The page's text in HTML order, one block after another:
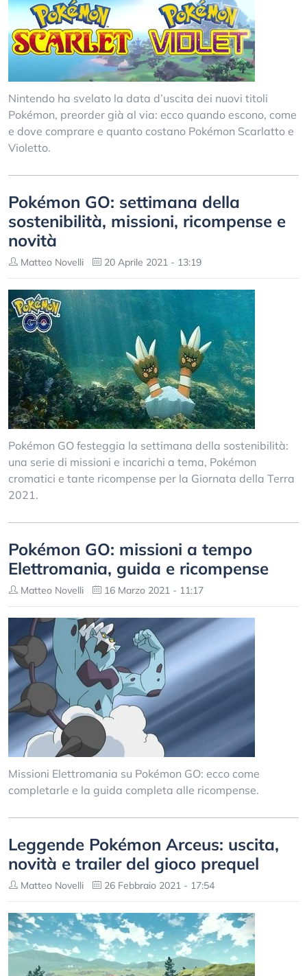
Nintendo ha svelato la data d’uscita dei nuovi titoli
Pokémon, preorder già al via: ecco quando escono, come
e dove comprare e quanto costano Pokémon Scarlatto e
Violetto.
Pokémon GO: settimana della
sostenibilità, missioni, ricompense e
novità
Matteo Novelli 20 Aprile 2021 - 13:19
Pokémon GO festeggia la settimana della sostenibilità:
una serie di missioni e incarichi a tema, Pokémon
cromatici e tante ricompense per la Giornata della Terra
2021.
Pokémon GO: missioni a tempo
Elettromania, guida e ricompense
Matteo Novelli 16 Marzo 2021 - 11:17
Missioni Elettromania su Pokémon GO: ecco come
completarle e la guida completa alle ricompense.
Leggende Pokémon Arceus: uscita,
novità e trailer del gioco prequel
Matteo Novelli 26 Febbraio 2021 - 17:54